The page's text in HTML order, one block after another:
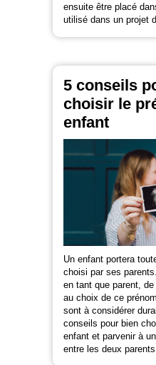
ensuite être placé
utilisé dans un projet
5 conseils
choisir le
enfant
Un enfant portera
choisi par ses
en tant que parent,
au choix de ce
sont à considérer
conseils pour bien
enfant et parvenir à
entre les deux parents.